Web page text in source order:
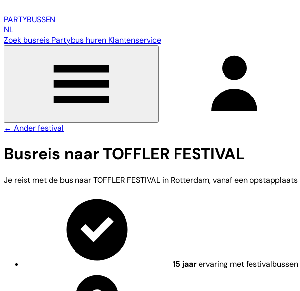
PARTYBUSSEN
NL
Zoek busreis Partybus huren Klantenservice
← Ander festival
Busreis naar TOFFLER FESTIVAL
Je reist met de bus naar TOFFLER FESTIVAL in Rotterdam, vanaf een
15 jaarervaring met festivalbussen